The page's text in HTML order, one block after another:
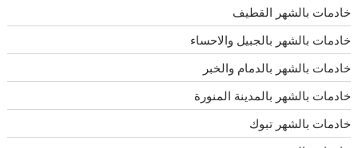
خادمات بالشهر القطيف
خادمات بالشهر بالجبيل والاحساء
خادمات بالشهر بالدمام والخبر
خادمات بالشهر بالمدينة المنورة
خادمات بالشهر تبوك